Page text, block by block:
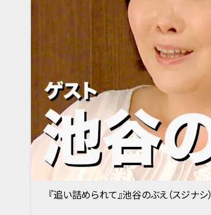
『追い詰められて』池谷のぶえ（スジナシ）